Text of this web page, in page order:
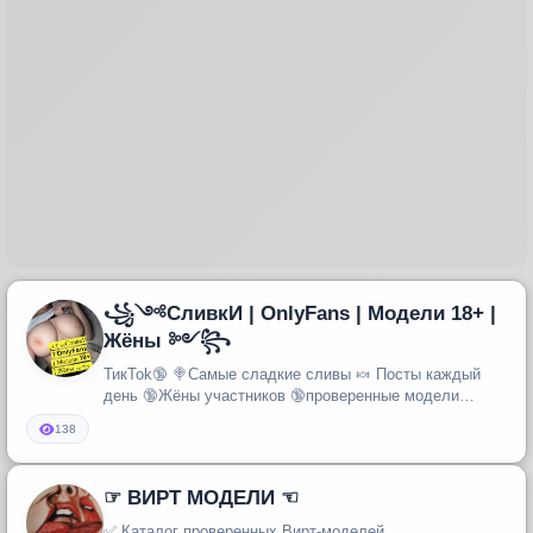
꧁༺СливкИ | OnlyFans | Модели 18+ ️|
Жёны ༻꧂
ТикТоk🔞 🍭Самые сладкие сливы 🍬 Посты каждый
день 🔞Жёны участников 🔞проверенные модели
138
☞ ВИРТ МОДЕЛИ ☜